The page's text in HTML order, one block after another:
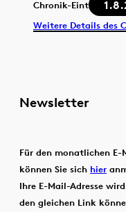
Chronik-Eintrag
Weitere Details des
Newsletter
Für den monatlichen
können Sie sich hier
Ihre E-Mail-Adresse
den gleichen Link